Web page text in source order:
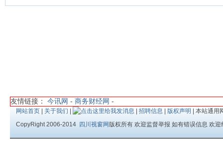
友情链接： 今讯网 - 商务财经网 -
网站首页 | 关于我们 | | 招聘信息 | 版权声明 | 本站通用
CopyRight 2006-2014 四川视窗网版权所有 欢迎监督举报 如有错误信息 欢迎